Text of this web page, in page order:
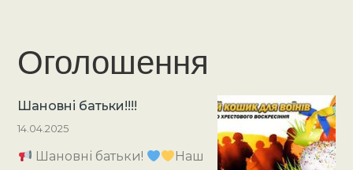
Оголошення
Шановні батьки!!!!
14.04.2025
Шановні батьки!
Наш